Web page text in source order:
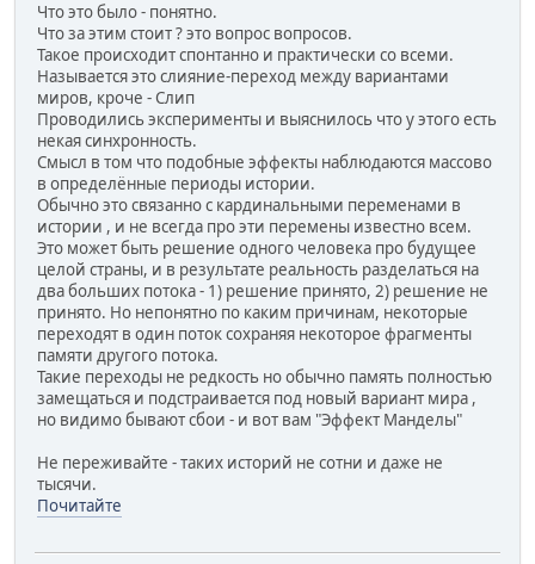
Что это было - понятно.
Что за этим стоит ? это вопрос вопросов.
Такое происходит спонтанно и практически со всеми.
Называется это слияние-переход между вариантами
миров, кроче - Слип
Проводились эксперименты и выяснилось что у этого есть
некая синхронность.
Смысл в том что подобные эффекты наблюдаются массово
в определённые периоды истории.
Обычно это связанно с кардинальными переменами в
истории , и не всегда про эти перемены известно всем.
Это может быть решение одного человека про будущее
целой страны, и в результате реальность разделаться на
два больших потока - 1) решение принято, 2) решение не
принято. Но непонятно по каким причинам, некоторые
переходят в один поток сохраняя некоторое фрагменты
памяти другого потока.
Такие переходы не редкость но обычно память полностью
замещаться и подстраивается под новый вариант мира ,
но видимо бывают сбои - и вот вам "Эффект Манделы"
Не переживайте - таких историй не сотни и даже не
тысячи.
Почитайте